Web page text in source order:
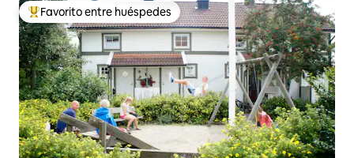
Favorito entre huéspedes preferido
Favorito entre huéspedes